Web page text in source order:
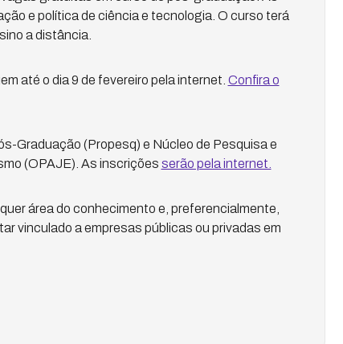
e política de ciência e tecnologia. O curso terá
a distância.
até o dia 9 de fevereiro pela internet. Confira o
Graduação (Propesq) e Núcleo de Pesquisa e
(OPAJE). As inscrições serão pela internet.
área do conhecimento e, preferencialmente,
vinculado a empresas públicas ou privadas em